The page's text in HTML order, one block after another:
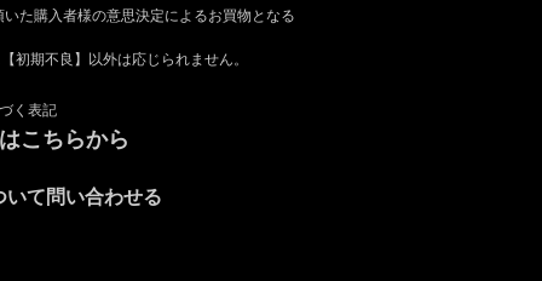
た購入者様の意思決定によるお買物となる
初期不良】以外は応じられません。
く表記
こちらから
いて問い合わせる